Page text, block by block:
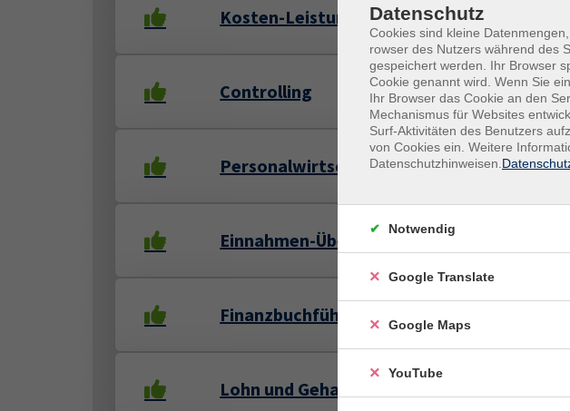
Kosten-Leistungsrechnung
Controlling
Personalwirtschaft
Einnahmen-Überschussrechnung
Finanzbuchführung I
Lohn und Gehalt 1
Datenschutz
Cookies sind kleine
rowser des Nutzers während des
gespeichert werden. Ihr Browser
Cookie genannt wird. Wenn Sie
Ihr Browser das Cookie an den
Mechanismus für Websites
Surf-Aktivitäten des Benutzers
von Cookies ein. Weitere
Datenschutzhinweisen.
Notwendig
Google Translate
Google Maps
YouTube